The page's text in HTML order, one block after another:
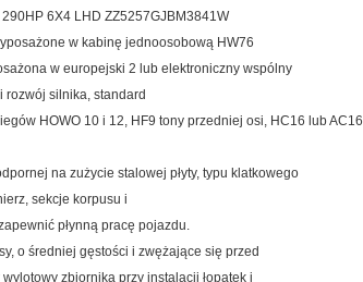
6X4 LHD ZZ5257GJBM3841W
w kabinę jednoosobową HW76
w europejski 2 lub elektroniczny wspólny
rozwój silnika, standard
HOWO 10 i 12, HF9 tony przedniej osi, HC16 lub AC16
na zużycie stalowej płyty, typu klatkowego
sekcje korpusu i
płynną pracę pojazdu.
o średniej gęstości i zwężające się przed
zbiornika przy instalacji łopatek i